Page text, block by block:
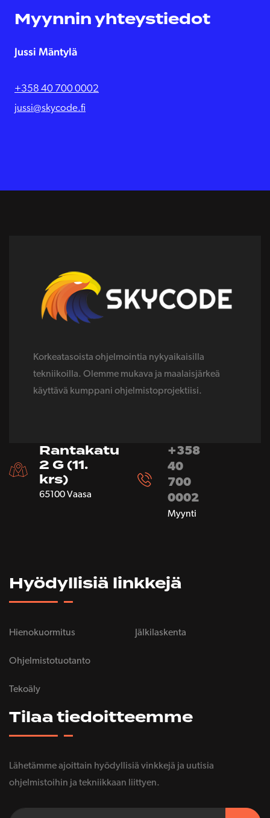
Myynnin yhteystiedot
Jussi Mäntylä
+358 40 700 0002
jussi@skycode.fi
Korkeatasoista ohjelmointia nykyaikaisilla
tekniikoilla. Olemme mukava ja maalaisjärkeä
käyttävä kumppani ohjelmistoprojektiisi.
Rantakatu
2 G (11.
krs)
65100 Vaasa
+358
40
700
0002
Myynti
Hyödyllisiä linkkejä
Hienokuormitus
Ohjelmistotuotanto
Tekoäly
Jälkilaskenta
Tilaa tiedoitteemme
Lähetämme ajoittain hyödyllisiä vinkkejä ja uutisia
ohjelmistoihin ja tekniikkaan liittyen.